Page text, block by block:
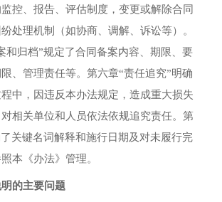
控、报告、 评估制度 ， 变更或解除合同
纷处理机制（如协商、调解、诉讼等）
。
和归档”规定了合同备案内容、期限、要
、管理责任等。 第六章“责任追究”明确
中 ， 因违反本办法规定 ， 造成重大损失
对相关单位和人员依法依规追究责任。 第
关键名词解释和施行日期及 对未履行完
本《办法》管理。
的主要问题